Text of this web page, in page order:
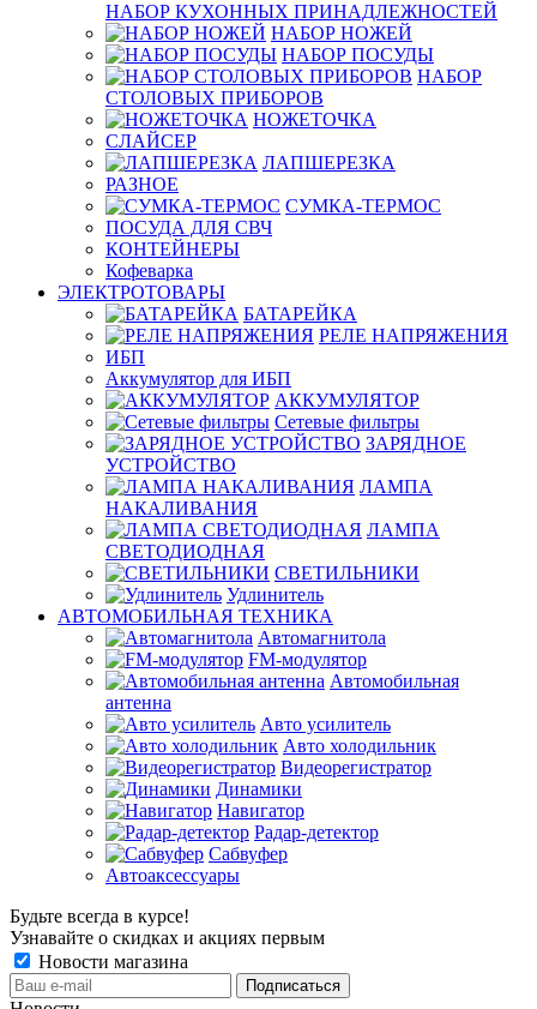
НАБОР КУХОННЫХ ПРИНАДЛЕЖНОСТЕЙ
НАБОР НОЖЕЙ
НАБОР ПОСУДЫ
НАБОР
СТОЛОВЫХ ПРИБОРОВ
НОЖЕТОЧКА
СЛАЙСЕР
ЛАПШЕРЕЗКА
РАЗНОЕ
СУМКА-ТЕРМОС
ПОСУДА ДЛЯ СВЧ
КОНТЕЙНЕРЫ
Кофеварка
ЭЛЕКТРОТОВАРЫ
БАТАРЕЙКА
РЕЛЕ НАПРЯЖЕНИЯ
ИБП
Аккумулятор для ИБП
АККУМУЛЯТОР
Сетевые фильтры
ЗАРЯДНОЕ
УСТРОЙСТВО
ЛАМПА
НАКАЛИВАНИЯ
ЛАМПА
СВЕТОДИОДНАЯ
СВЕТИЛЬНИКИ
Удлинитель
АВТОМОБИЛЬНАЯ ТЕХНИКА
Автомагнитола
FM-модулятор
Автомобильная
антенна
Авто усилитель
Авто холодильник
Видеорегистратор
Динамики
Навигатор
Радар-детектор
Сабвуфер
Автоаксессуары
Будьте всегда в курсе!
Узнавайте о скидках и акциях первым
Новости магазина